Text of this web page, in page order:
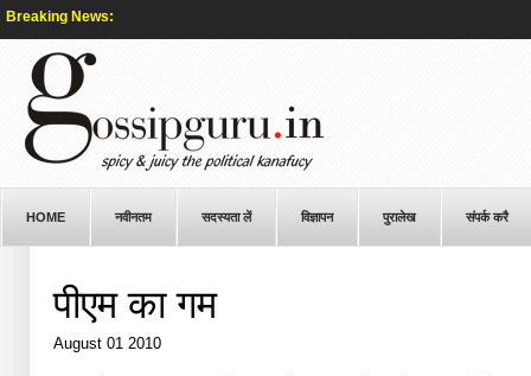
Breaking News:
HOME नवीनतम सदस्यता लें विज्ञापन पुरालेख संपर्क करै
पीएम का गम
August 01 2010